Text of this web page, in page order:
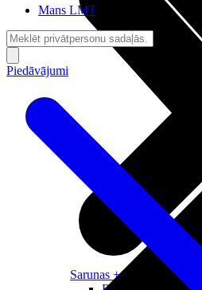
Sarunas + Internets
Mans LMT
Piedāvājumi